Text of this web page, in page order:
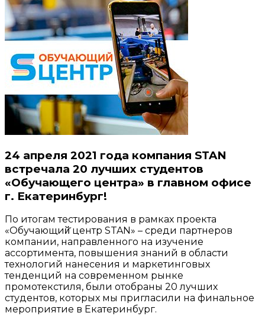
24 апреля 2021 года компания STAN
встречала 20 лучших студентов
«Обучающего центра» в главном офисе
г. Екатеринбург!
По итогам тестирования в рамках проекта
«Обучающий̆ центр STAN» – среди партнеров
компании, направленного на изучение
ассортимента, повышения знаний в области
технологий нанесения и маркетинговых
тенденций на современном рынке
промотекстиля, были отобраны 20 лучших
студентов, которых мы пригласили на финальное
мероприятие в Екатеринбург.